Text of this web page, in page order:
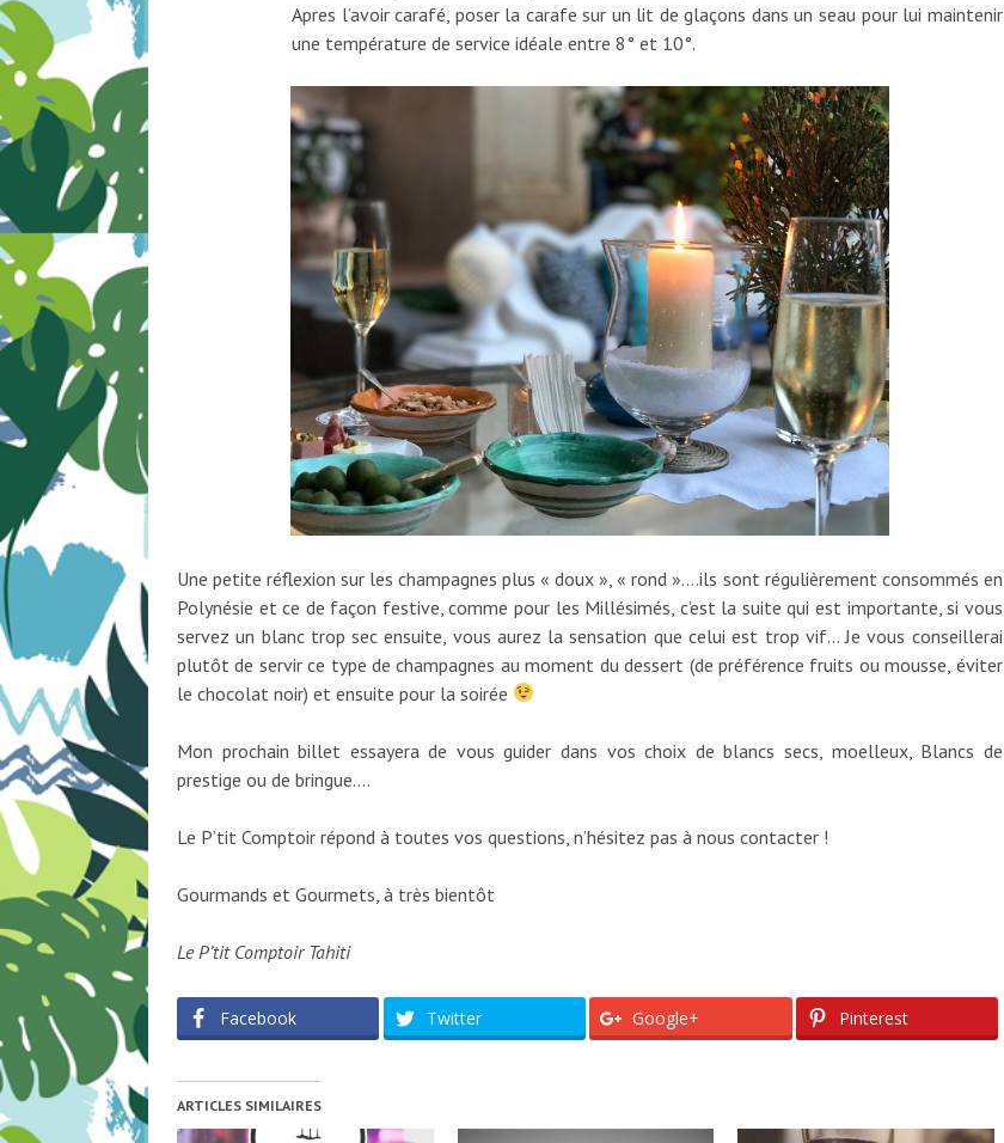
Apres l’avoir carafé, poser la carafe sur un lit de glaçons dans un seau pour lui maintenir
une température de service idéale entre 8° et 10°.
Une petite réflexion sur les champagnes plus « doux », « rond »….ils sont régulièrement consommés en
Polynésie et ce de façon festive, comme pour les Millésimés, c’est la suite qui est importante, si vous
servez un blanc trop sec ensuite, vous aurez la sensation que celui est trop vif… Je vous conseillerai
plutôt de servir ce type de champagnes au moment du dessert (de préférence fruits ou mousse, éviter
le chocolat noir) et ensuite pour la soirée
Mon prochain billet essayera de vous guider dans vos choix de blancs secs, moelleux, Blancs de
prestige ou de bringue….
Le P’tit Comptoir répond à toutes vos questions, n’hésitez pas à nous contacter !
Gourmands et Gourmets, à très bientôt
Le P’tit Comptoir Tahiti
Facebook Twitter Google+ Pinterest
ARTICLES SIMILAIRES